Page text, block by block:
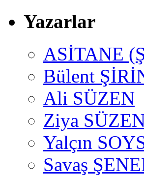
Yazarlar
ASİTANE
Bülent
Ali SÜZEN
Ziya
Yalçın
Savaş